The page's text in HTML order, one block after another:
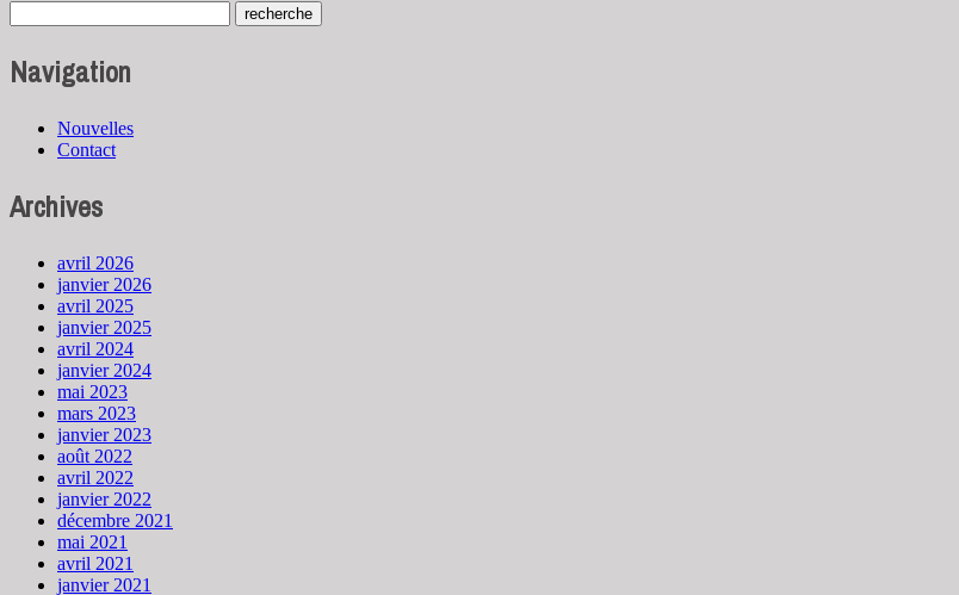
Navigation
Nouvelles
Contact
Archives
avril 2026
janvier 2026
avril 2025
janvier 2025
avril 2024
janvier 2024
mai 2023
mars 2023
janvier 2023
août 2022
avril 2022
janvier 2022
décembre 2021
mai 2021
avril 2021
janvier 2021